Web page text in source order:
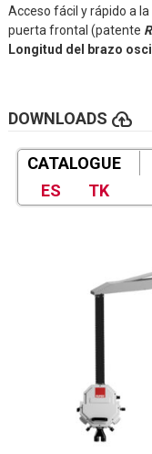
Acceso fácil y rápido a
puerta frontal (patente
Longitud del brazo
DOWNLOADS cloud_upload
CATALOGUE
ES
TK